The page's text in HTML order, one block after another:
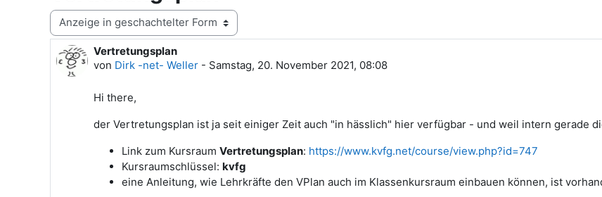
Anzeigemodus
Vertretungsplan
von Dirk -net- Weller - Samstag, 20. November 2021, 08:08
Anzahl Antworten: 0
Hi there,
der Vertretungsplan ist ja seit einiger Zeit auch "in hässlich" hier verfügbar - und weil intern gerade
Link zum Kursraum Vertretungsplan: https://www.kvfg.net/course/view.php?id=747
Kursraumschlüssel: kvfg
eine Anleitung, wie Lehrkräfte den VPlan auch im Klassenkursraum einbauen können, ist